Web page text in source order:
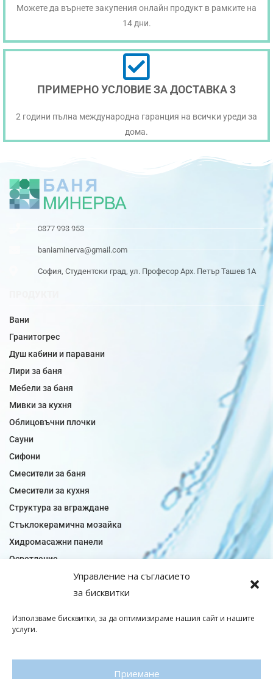
Управление на съгласието
за бисквитки
Използваме бисквитки, за да оптимизираме нашия сайт и нашите
услуги.
Приемане
Можете да върнете закупения онлайн продукт в рамките на
14 дни.
ПРИМЕРНО УСЛОВИЕ ЗА ДОСТАВКА 3
2 години пълна международна гаранция на всички уреди за
дома.
0877 993 953
baniaminerva@gmail.com
София, Студентски град, ул. Професор Арх. Петър Ташев 1А
Вани
Гранитогрес
Душ кабини и паравани
Лири за баня
Мебели за баня
Мивки за кухня
Облицовъчни плочки
Сауни
Сифони
Смесители за баня
Смесители за кухня
Структура за вграждане
Стъклокерамична мозайка
Хидромасажни панели
Осветление
Огледала за баня
Плочки модели
Подови плочки